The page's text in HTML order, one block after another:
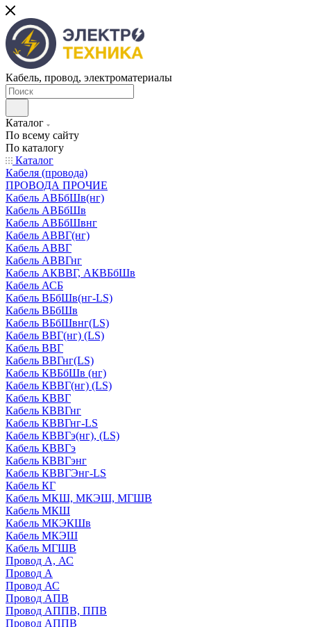
Кабель, провод, электроматериалы
Каталог
По всему сайту
По каталогу
Каталог
Кабеля (провода)
ПРОВОДА ПРОЧИЕ
Кабель АВБбШв(нг)
Кабель АВБбШв
Кабель АВБбШвнг
Кабель АВВГ(нг)
Кабель АВВГ
Кабель АВВГнг
Кабель АКВВГ, АКВБбШв
Кабель АСБ
Кабель ВБбШв(нг-LS)
Кабель ВБбШв
Кабель ВБбШвнг(LS)
Кабель ВВГ(нг) (LS)
Кабель ВВГ
Кабель ВВГнг(LS)
Кабель КВБбШв (нг)
Кабель КВВГ(нг) (LS)
Кабель КВВГ
Кабель КВВГнг
Кабель КВВГнг-LS
Кабель КВВГэ(нг), (LS)
Кабель КВВГэ
Кабель КВВГэнг
Кабель КВВГЭнг-LS
Кабель КГ
Кабель МКШ, МКЭШ, МГШВ
Кабель МКШ
Кабель МКЭКШв
Кабель МКЭШ
Кабель МГШВ
Провод А, АС
Провод А
Провод АС
Провод АПВ
Провод АППВ, ППВ
Провод АППВ